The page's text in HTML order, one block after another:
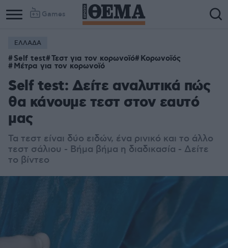
Games
ΕΛΛΑΔΑ
Self test Τεστ για τον κορωνοϊό Κορωνοϊός
Μέτρα για τον κορωνοϊό
Self test: Δείτε αναλυτικά πώς
θα κάνουμε τεστ στον εαυτό
μας
Τα τεστ είναι δύο ειδών, ένα ρινικό και το άλλο
τεστ σάλιου - Βήμα βήμα η διαδικασία - Δείτε
το βίντεο